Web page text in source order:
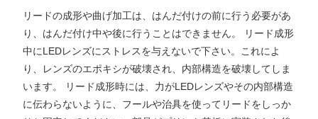
リードの成形や曲げ加工は、はんだ付けの前に行う必要があ
り、はんだ付け中や後に行うことはできません。 リード成形
中にLEDレンズにストレスを与えないで下さい。これによ
り、レンズのエポキシが破壊され、内部構造を破壊してしま
います。 リード成形時には、力がLEDレンズやその内部構造
に伝わらないように、フールや治具を使ってリードをしっか